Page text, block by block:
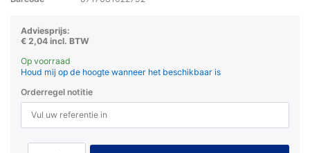
Adviesprijs:
€ 2,04 incl. BTW
Op voorraad
Houd mij op de hoogte wanneer het beschikbaar is
Orderregel notitie